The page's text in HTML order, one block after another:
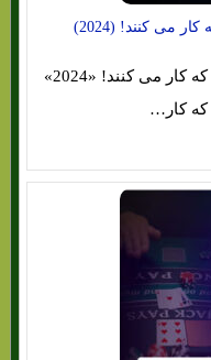
7 استراتژی برتر شرط بندی ریاضی که کار می کنند! «2024»